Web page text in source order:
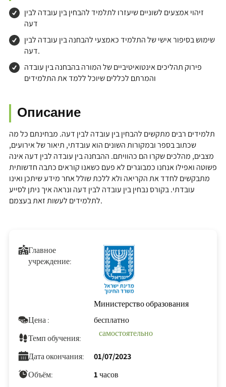
זיהוי אמצעים לשוניים שיעזרו לתלמיד להבחין בין עובדה לבין
דעה
שימוש בסיפור אישי של התלמיד כאמצעי להבחנה בין עובדה לבין
דעה.
פירוק תהליכים אינטואיטיביים של המורה בהבחנה בין עובדה
והמרתם לכללים שיוכל ללמד את התלמידים
Описание
תלמידים רבים מתקשים להבחין בין עובדה לבין דעה. מבחינתם כל מה
שכתוב בספר ובמקורות השונים הוא עובדתי, תיאור של אירועים,
מצבים, מהלכים שקרו הם כהוויתם. ההבחנה בין עובדה לבין דעה אינה
פשוטה ואפילו אנחנו כמבוגרים לא פעם כשאנו קוראים כתבה חדשותית
מתבקשים לחדד את הקריאה ולא ללכת שולל אחר מידע שיתכן ואינו
עובדתי. בקורס נבחין בין עובדה לבין דעה ונראה איך ניתן לסייע
לתלמידים לעשות זאת בעצמם.
Главное
учреждение:
Министерство образования
Цена :
бесплатно
Темп обучения:
самостоятельно
Дата окончания:
01/07/2023
Объём:
1 часов